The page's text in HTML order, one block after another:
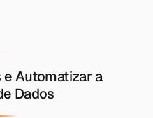
Automatizar a
Dados